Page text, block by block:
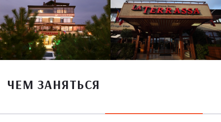
ЧЕМ ЗАНЯТЬСЯ